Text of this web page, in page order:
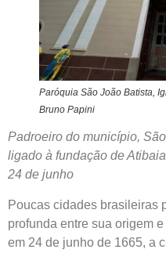
Paróquia São João Batista,
Bruno Papini
Padroeiro do município,
ligado à fundação de
24 de junho
Poucas cidades brasileiras
profunda entre sua origem
em 24 de junho de 1665, a